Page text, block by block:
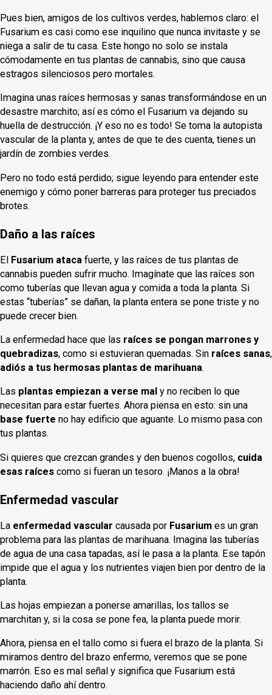
Pues bien, amigos de los cultivos verdes, hablemos claro: el
Fusarium es casi como ese inquilino que nunca invitaste y se
niega a salir de tu casa. Este hongo no solo se instala
cómodamente en tus plantas de cannabis, sino que causa
estragos silenciosos pero mortales.
Imagina unas raíces hermosas y sanas transformándose en un
desastre marchito; así es cómo el Fusarium va dejando su
huella de destrucción. ¡Y eso no es todo! Se toma la autopista
vascular de la planta y, antes de que te des cuenta, tienes un
jardín de zombies verdes.
Pero no todo está perdido; sigue leyendo para entender este
enemigo y cómo poner barreras para proteger tus preciados
brotes.
Daño a las raíces
El Fusarium ataca fuerte, y las raíces de tus plantas de
cannabis pueden sufrir mucho. Imagínate que las raíces son
como tuberías que llevan agua y comida a toda la planta. Si
estas “tuberías” se dañan, la planta entera se pone triste y no
puede crecer bien.
La enfermedad hace que las raíces se pongan marrones y
quebradizas, como si estuvieran quemadas. Sin raíces sanas,
adiós a tus hermosas plantas de marihuana.
Las plantas empiezan a verse mal y no reciben lo que
necesitan para estar fuertes. Ahora piensa en esto: sin una
base fuerte no hay edificio que aguante. Lo mismo pasa con
tus plantas.
Si quieres que crezcan grandes y den buenos cogollos, cuida
esas raíces como si fueran un tesoro. ¡Manos a la obra!
Enfermedad vascular
La enfermedad vascular causada por Fusarium es un gran
problema para las plantas de marihuana. Imagina las tuberías
de agua de una casa tapadas, así le pasa a la planta. Ese tapón
impide que el agua y los nutrientes viajen bien por dentro de la
planta.
Las hojas empiezan a ponerse amarillas, los tallos se
marchitan y, si la cosa se pone fea, la planta puede morir.
Ahora, piensa en el tallo como si fuera el brazo de la planta. Si
miramos dentro del brazo enfermo, veremos que se pone
marrón. Eso es mal señal y significa que Fusarium está
haciendo daño ahí dentro.